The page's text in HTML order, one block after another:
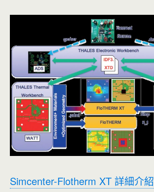
Simcenter-Flotherm XT 詳細介紹